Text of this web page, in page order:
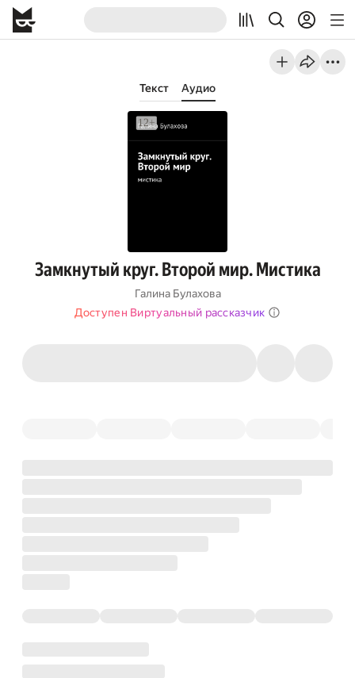
Текст Аудио
Замкнутый круг. Второй мир. Мистика
Галина Булахова
Доступен Виртуальный рассказчик